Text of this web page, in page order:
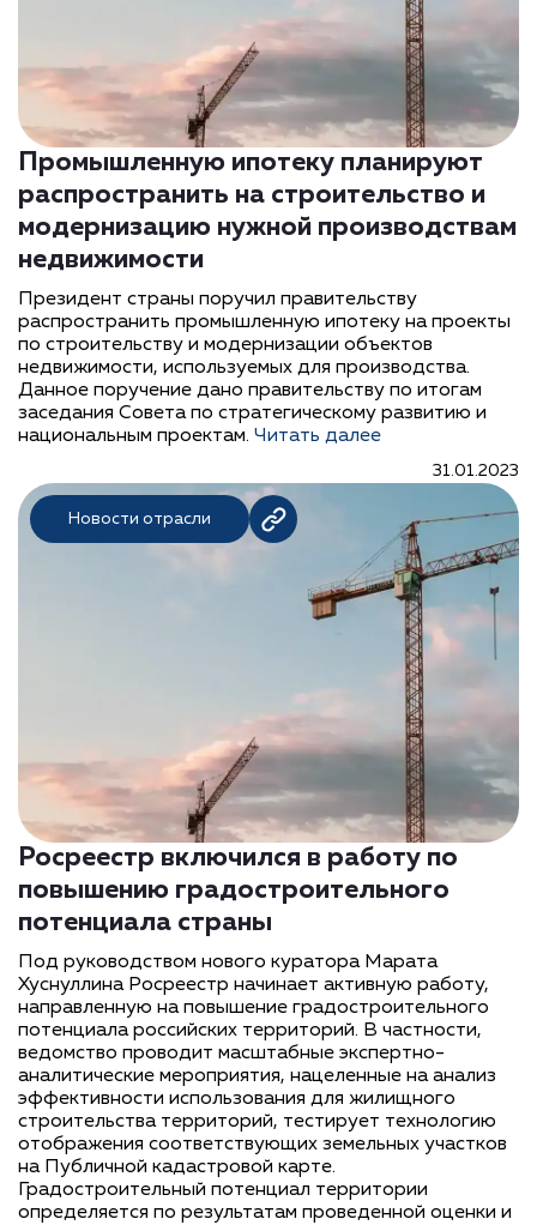
Промышленную ипотеку планируют
распространить на строительство и
модернизацию нужной производствам
недвижимости
Президент страны поручил правительству
распространить промышленную ипотеку на проекты
по строительству и модернизации объектов
недвижимости, используемых для производства.
Данное поручение дано правительству по итогам
заседания Совета по стратегическому развитию и
национальным проектам. Читать далее
31.01.2023
Новости отрасли
Росреестр включился в работу по
повышению градостроительного
потенциала страны
Под руководством нового куратора Марата
Хуснуллина Росреестр начинает активную работу,
направленную на повышение градостроительного
потенциала российских территорий. В частности,
ведомство проводит масштабные экспертно-
аналитические мероприятия, нацеленные на анализ
эффективности использования для жилищного
строительства территорий, тестирует технологию
отображения соответствующих земельных участков
на Публичной кадастровой карте.
Градостроительный потенциал территории
определяется по результатам проведенной оценки и